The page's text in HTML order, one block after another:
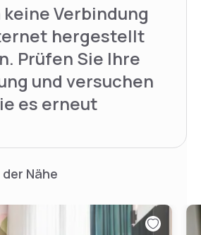
keine Verbindung
hergestellt
Prüfen Sie Ihre
und versuchen
es erneut
Nähe